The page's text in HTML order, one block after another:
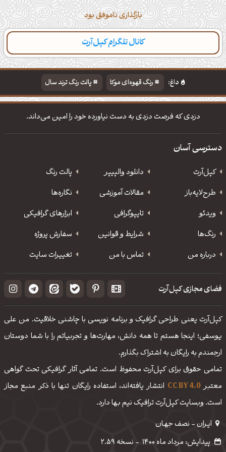
بارگذاری ناموفق بود
کانال تلگرام کپل‌آرت
داغ: رنگ قهوه‌ای موکا
پالت رنگ ترند سال
دانلود والپیپر مذهبی
تایپوگرافی شعر مولانا
دزدی که فرصت دزدی به دست نیاورده خود را امین می‌داند.
دسترسی آسان
کپل‌آرت دانلود‌ والپیپر
پالت رنگ
طرح‌لایه‌باز
مقالات آموزشی
نگاره‌ها
ویدئو
‌تایپوگرافی
ابزارهای گرافیکی
رنگ‌ها
شرایط و قوانین
سفارش پروژه
درباره من
تماس با من تغییرات سایت
فضای مجازی کپل‌آرت
کپل‌آرت یعنی طراحی گرافیک و برنامه نویسی با چاشنی خلاقیت. من علی
یوسفی؛ اینجا هستم تا همه دانش، مهارت‌‌ها و تجربیاتم را با شما دوستان
ارجمندم به رایگان به اشتراک بگذارم.
تمامی حقوق برای کپل‌آرت محفوظ است. تمامی آثار گرافیکی تحت گواهی
معتبرCC BY 4.0 انتشار یافته‌اند، استفاده رایگان تنها با ذکر منبع مجاز
است. وبسایت کپل‌آرت ترافیک نیم بها دارد.
ایـران - نصف جهـان
پیدایش: مرداد ماه 1400
- نسخه 2.59